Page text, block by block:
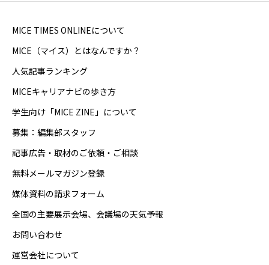
MICE TIMES ONLINEについて
MICE（マイス）とはなんですか？
人気記事ランキング
MICEキャリアナビの歩き方
学生向け「MICE ZINE」について
募集：編集部スタッフ
記事広告・取材のご依頼・ご相談
無料メールマガジン登録
媒体資料の請求フォーム
全国の主要展示会場、会議場の天気予報
お問い合わせ
運営会社について